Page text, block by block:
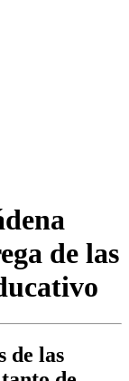
de las
de las